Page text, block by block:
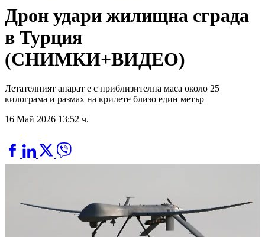
Дрон удари жилищна сграда
в Турция
(СНИМКИ+ВИДЕО)
Летателният апарат е с приблизителна маса около 25
килограма и размах на крилете близо един метър
16 Май 2026 13:52 ч.